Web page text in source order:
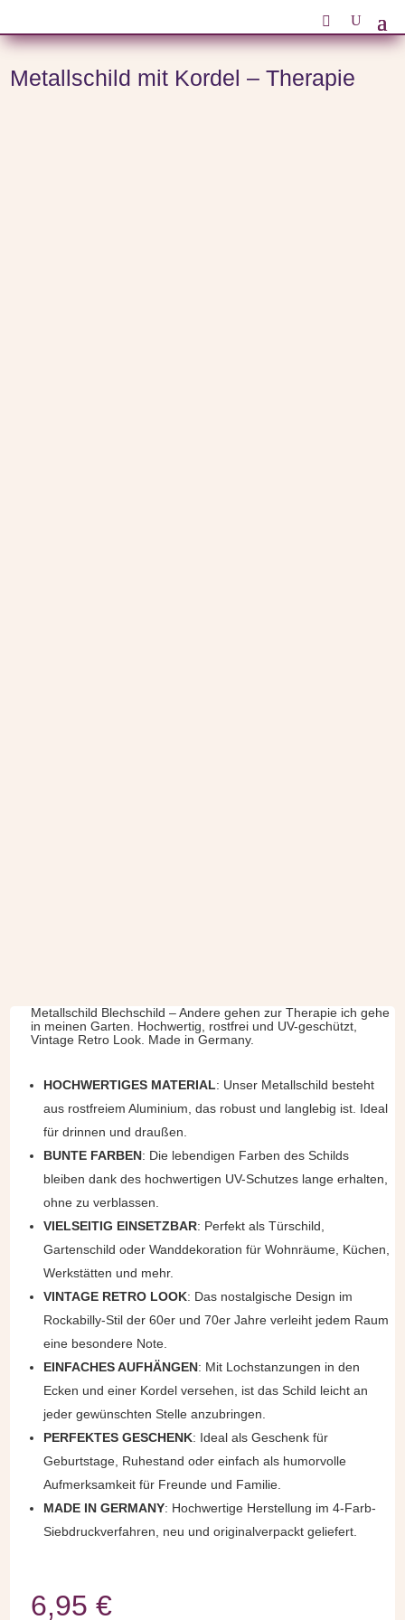
Metallschild mit Kordel – Therapie
Metallschild Blechschild – Andere gehen zur Therapie ich gehe
in meinen Garten. Hochwertig, rostfrei und UV-geschützt,
Vintage Retro Look. Made in Germany.
HOCHWERTIGES MATERIAL: Unser Metallschild besteht
aus rostfreiem Aluminium, das robust und langlebig ist. Ideal
für drinnen und draußen.
BUNTE FARBEN: Die lebendigen Farben des Schilds
bleiben dank des hochwertigen UV-Schutzes lange erhalten,
ohne zu verblassen.
VIELSEITIG EINSETZBAR: Perfekt als Türschild,
Gartenschild oder Wanddekoration für Wohnräume, Küchen,
Werkstätten und mehr.
VINTAGE RETRO LOOK: Das nostalgische Design im
Rockabilly-Stil der 60er und 70er Jahre verleiht jedem Raum
eine besondere Note.
EINFACHES AUFHÄNGEN: Mit Lochstanzungen in den
Ecken und einer Kordel versehen, ist das Schild leicht an
jeder gewünschten Stelle anzubringen.
PERFEKTES GESCHENK: Ideal als Geschenk für
Geburtstage, Ruhestand oder einfach als humorvolle
Aufmerksamkeit für Freunde und Familie.
MADE IN GERMANY: Hochwertige Herstellung im 4-Farb-
Siebdruckverfahren, neu und originalverpackt geliefert.
6,95 €